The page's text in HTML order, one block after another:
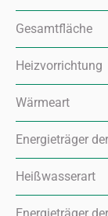
Gesamtfläche
Heizvorrichtung
Wärmeart
Energieträger
Heißwasserart